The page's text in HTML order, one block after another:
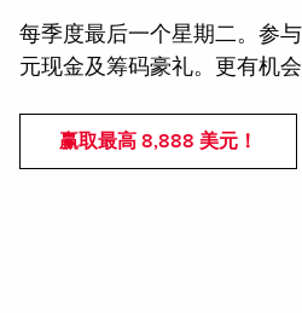
每季度最后一个星期二。参
元现金及筹码豪礼。更有机
赢取最高 8,888 美元！